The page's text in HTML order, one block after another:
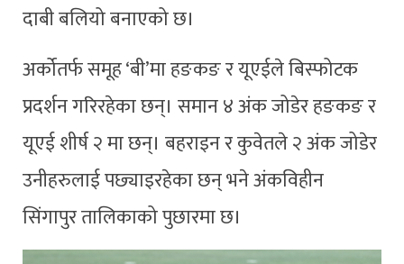
दाबी बलियो बनाएको छ।
अर्कोतर्फ समूह ‘बी’मा हङकङ र यूएईले बिस्फोटक
प्रदर्शन गरिरहेका छन्। समान ४ अंक जोडेर हङकङ र
यूएई शीर्ष २ मा छन्। बहराइन र कुवेतले २ अंक जोडेर
उनीहरुलाई पछ्याइरहेका छन् भने अंकविहीन
सिंगापुर तालिकाको पुछारमा छ।